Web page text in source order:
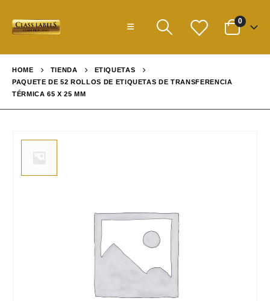
0
HOME TIENDA
ETIQUETAS
PAQUETE DE 52 ROLLOS DE ETIQUETAS DE TRANSFERENCIA
TÉRMICA 65 X 25 MM